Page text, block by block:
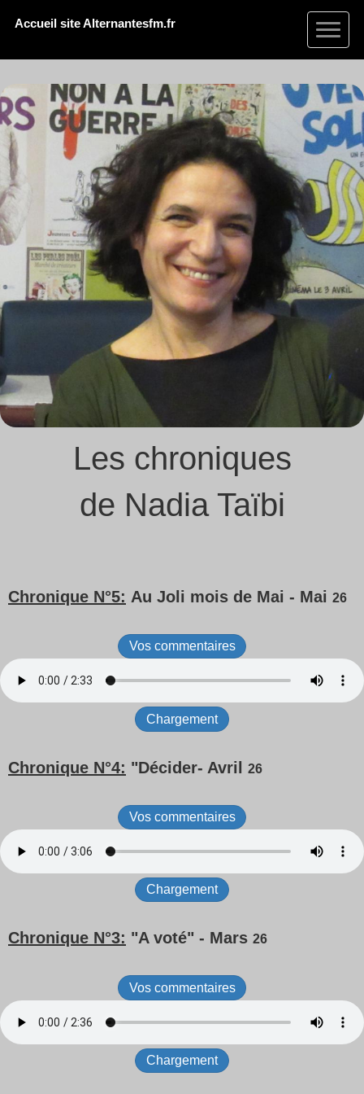
Accueil site Alternantesfm.fr
Les chroniques
de Nadia Taïbi
Chronique N°5: Au Joli mois de Mai - Mai 26
Vos commentaires
Chargement
Chronique N°4: "Décider- Avril 26
Vos commentaires
Chargement
Chronique N°3: "A voté" - Mars 26
Vos commentaires
Chargement